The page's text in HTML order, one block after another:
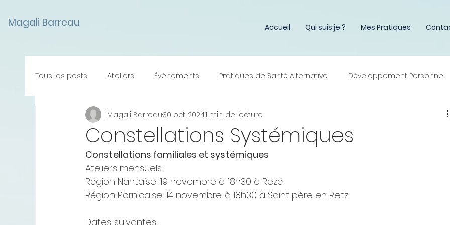
Magali Barreau Accueil Qui suis je ? Mes Pratiques
Tous les posts Ateliers Évènements Pratiques de Santé Alternative Développement Personnel
Annonces -Promotions
Constellations Systémiques
Magali Barreau30 oct. 20241 min de lecture
Constellations familiales et systémiques
Ateliers mensuels
Région Nantaise: 19 novembre à 18h30 à Rezé
Région Pornicaise: 14 novembre à 18h30 à Saint père en Retz
Dates suivantes: